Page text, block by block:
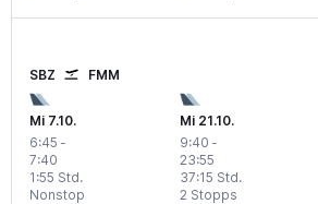
SBZ FMM
Mi 7.10.
6:45 -
7:40
Nonstop
1:55 Std.
Mi 21.10.
9:40 -
23:55
2 Stopps
37:15 Std.